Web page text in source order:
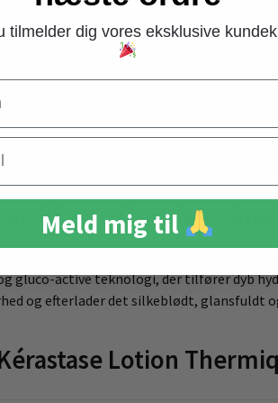
den perfekte løsning for dig, der ønsker
irisome-kompleks og gluco-active
håret mod udtørring og tilfører
barriere mod varmeskader
hår, der føles silkeblødt og let at
hår. Fordel jævnt i længder
Lotion
op til 180°C, hvilket gør det ideelt til
gluco-active teknologi, der tilfører dyb
og efterlader det silkeblødt, glansfuldt
Lotion
tilmelder dig vores eksklusive
Meld mig til